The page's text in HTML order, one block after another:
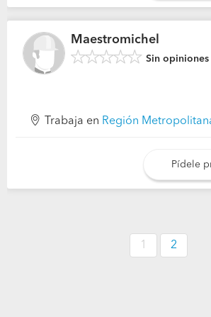
Maestromichel
Sin opiniones
Trabaja en Región
Pídele
1 2